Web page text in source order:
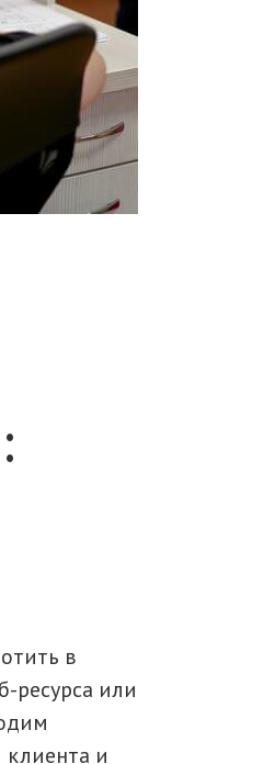
в
ресурса или
клиента и